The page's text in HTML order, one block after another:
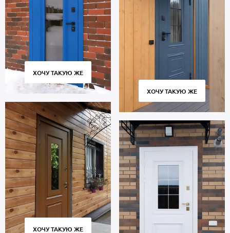
ХОЧУ ТАКУЮ ЖЕ
ХОЧУ ТАКУЮ ЖЕ
ХОЧУ ТАКУЮ ЖЕ